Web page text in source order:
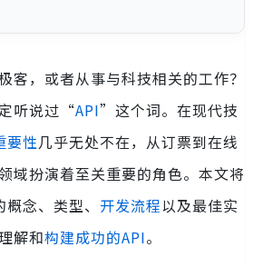
客，或者从事与科技相关的工作？
听说过“API”这个词。在现代技
要性几乎无处不在，从订票到在线
域扮演着至关重要的角色。本文将
概念、类型、 开发流程以及最佳实
解和构建成功的API。